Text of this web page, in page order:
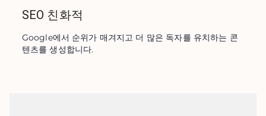
SEO 친화적
Google에서 순위가 ​​매겨지고 더 많은 독자를 유치하는 콘
텐츠를 생성합니다.